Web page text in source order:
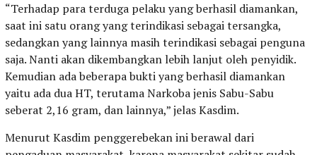
“Terhadap para terduga pelaku yang berhasil diamankan,
saat ini satu orang yang terindikasi sebagai tersangka,
sedangkan yang lainnya masih terindikasi sebagai penguna
saja. Nanti akan dikembangkan lebih lanjut oleh penyidik.
Kemudian ada beberapa bukti yang berhasil diamankan
yaitu ada dua HT, terutama Narkoba jenis Sabu-Sabu
seberat 2,16 gram, dan lainnya,” jelas Kasdim.
Menurut Kasdim penggerebekan ini berawal dari